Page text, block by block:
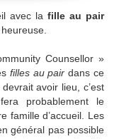
avec la fille au pair
Counsellor »
filles au pair dans ce
avoir lieu, c’est
probablement le
famille d’accueil. Les
général pas possible